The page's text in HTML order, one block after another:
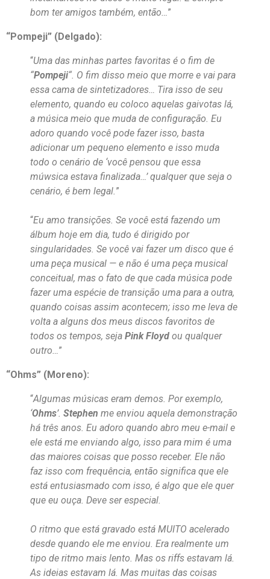
bom ter amigos também, então… ”
“Pompeji” (Delgado):
“Uma das minhas partes favoritas é o fim de
“Pompeji“. O fim disso meio que morre e vai para
essa cama de sintetizadores… Tira isso de seu
elemento, quando eu coloco aquelas gaivotas lá,
a música meio que muda de configuração. Eu
adoro quando você pode fazer isso, basta
adicionar um pequeno elemento e isso muda
todo o cenário de ‘você pensou que essa
múwsica estava finalizada…’ qualquer que seja o
cenário, é bem legal. ”
“Eu amo transições. Se você está fazendo um
álbum hoje em dia, tudo é dirigido por
singularidades. Se você vai fazer um disco que é
uma peça musical — e não é uma peça musical
conceitual, mas o fato de que cada música pode
fazer uma espécie de transição uma para a outra,
quando coisas assim acontecem; isso me leva de
volta a alguns dos meus discos favoritos de
todos os tempos, seja Pink Floyd ou qualquer
outro… ”
“Ohms” (Moreno):
“Algumas músicas eram demos. Por exemplo,
‘Ohms’. Stephen me enviou aquela demonstração
há três anos. Eu adoro quando abro meu e-mail e
ele está me enviando algo, isso para mim é uma
das maiores coisas que posso receber. Ele não
faz isso com frequência, então significa que ele
está entusiasmado com isso, é algo que ele quer
que eu ouça. Deve ser especial.
O ritmo que está gravado está MUITO acelerado
desde quando ele me enviou. Era realmente um
tipo de ritmo mais lento. Mas os riffs estavam lá.
As ideias estavam lá. Mas muitas das coisas